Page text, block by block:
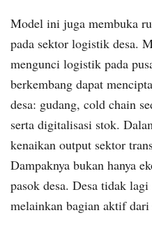
Model ini juga membuka
pada sektor logistik desa.
mengunci logistik pada
berkembang dapat
desa: gudang, cold chain
serta digitalisasi stok.
kenaikan output sektor
Dampaknya bukan hanya
pasok desa. Desa tidak
melainkan bagian aktif